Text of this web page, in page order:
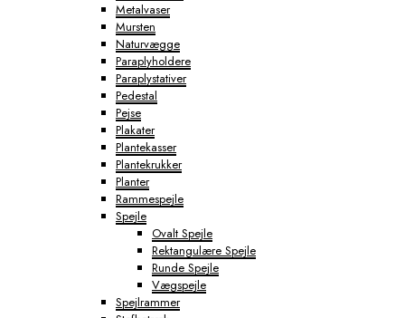
Metalvaser
Mursten
Naturvægge
Paraplyholdere
Paraplystativer
Pedestal
Pejse
Plakater
Plantekasser
Plantekrukker
Planter
Rammespejle
Spejle
Ovalt Spejle
Rektangulære Spejle
Runde Spejle
Vægspejle
Spejlrammer